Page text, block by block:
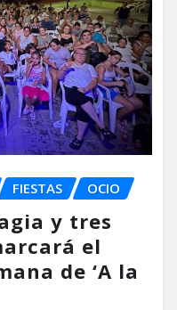
FIESTAS OCIO
y tres
el
de ‘A la